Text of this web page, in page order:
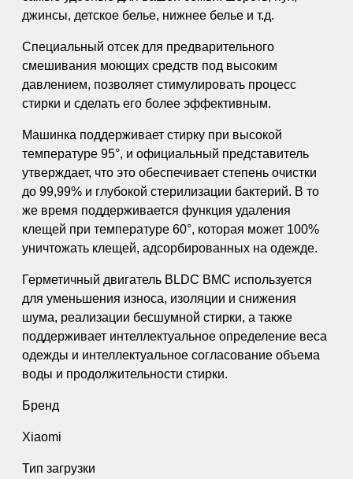
джинсы, детское белье, нижнее белье и т.д.
Специальный отсек для предварительного
смешивания моющих средств под высоким
давлением, позволяет стимулировать процесс
стирки и сделать его более эффективным.
Машинка поддерживает стирку при высокой
температуре 95°, и официальный представитель
утверждает, что это обеспечивает степень очистки
до 99,99% и глубокой стерилизации бактерий. В то
же время поддерживается функция удаления
клещей при температуре 60°, которая может 100%
уничтожать клещей, адсорбированных на одежде.
Герметичный двигатель BLDC BMC используется
для уменьшения износа, изоляции и снижения
шума, реализации бесшумной стирки, а также
поддерживает интеллектуальное определение веса
одежды и интеллектуальное согласование объема
воды и продолжительности стирки.
Бренд
Xiaomi
Тип загрузки